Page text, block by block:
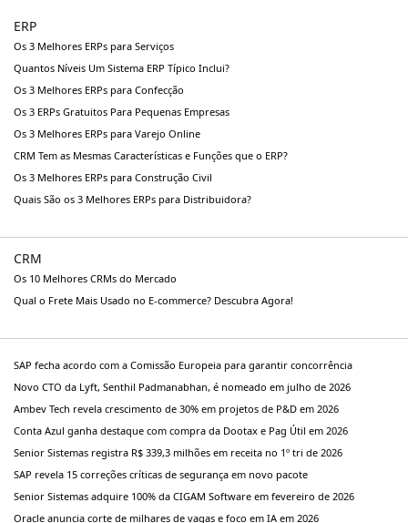
ERP
Os 3 Melhores ERPs para Serviços
Quantos Níveis Um Sistema ERP Típico Inclui?
Os 3 Melhores ERPs para Confecção
Os 3 ERPs Gratuitos Para Pequenas Empresas
Os 3 Melhores ERPs para Varejo Online
CRM Tem as Mesmas Características e Funções que o ERP?
Os 3 Melhores ERPs para Construção Civil
Quais São os 3 Melhores ERPs para Distribuidora?
CRM
Os 10 Melhores CRMs do Mercado
Qual o Frete Mais Usado no E-commerce? Descubra Agora!
SAP fecha acordo com a Comissão Europeia para garantir concorrência
Novo CTO da Lyft, Senthil Padmanabhan, é nomeado em julho de 2026
Ambev Tech revela crescimento de 30% em projetos de P&D em 2026
Conta Azul ganha destaque com compra da Dootax e Pag Útil em 2026
Senior Sistemas registra R$ 339,3 milhões em receita no 1º tri de 2026
SAP revela 15 correções críticas de segurança em novo pacote
Senior Sistemas adquire 100% da CIGAM Software em fevereiro de 2026
Oracle anuncia corte de milhares de vagas e foco em IA em 2026